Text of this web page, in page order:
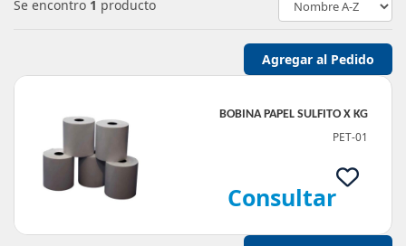
Se encontro 1 producto
BOBINA PAPEL SULFITO X KG
PET-01
Consultar